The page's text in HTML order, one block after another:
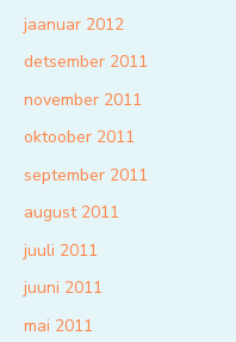
jaanuar 2012
detsember 2011
november 2011
oktoober 2011
september 2011
august 2011
juuli 2011
juuni 2011
mai 2011